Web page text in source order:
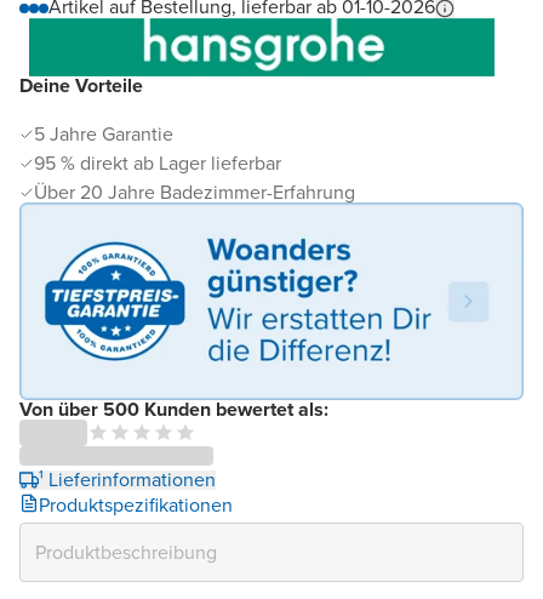
Deine Vorteile
5 Jahre Garantie
95 % direkt ab Lager lieferbar
Über 20 Jahre Badezimmer-Erfahrung
Von über 500 Kunden bewertet als:
¹ Lieferinformationen
Produktspezifikationen
Artikel auf Bestellung, lieferbar ab 01-10-2026